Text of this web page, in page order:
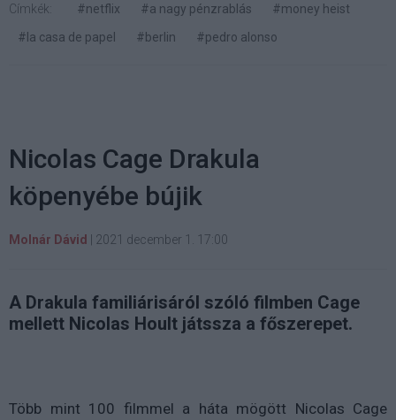
Címkék: #netflix #a nagy pénzrablás
#money heist
#la casa de papel
#berlin #pedro alonso
Nicolas Cage Drakula
köpenyébe bújik
Molnár Dávid | 2021 december 1. 17:00
A Drakula familiárisáról szóló filmben Cage
mellett Nicolas Hoult játssza a főszerepet.
Több mint 100 filmmel a háta mögött Nicolas Cage